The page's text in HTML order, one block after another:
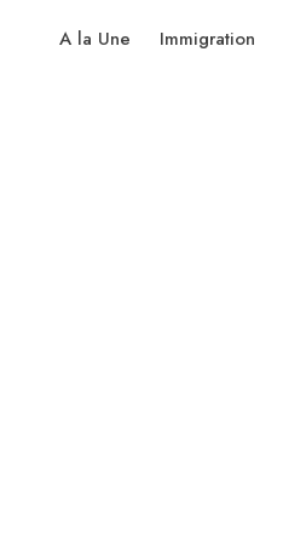
A la Une Immigration